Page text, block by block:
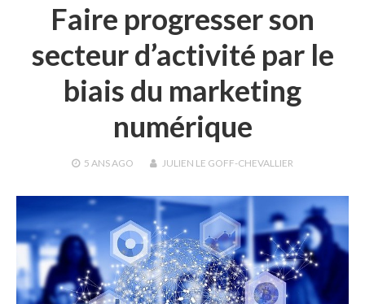
Faire progresser son
secteur d’activité par le
biais du marketing
numérique
5 ANSAGO JULIEN LE GOFF-CHEVALLIER